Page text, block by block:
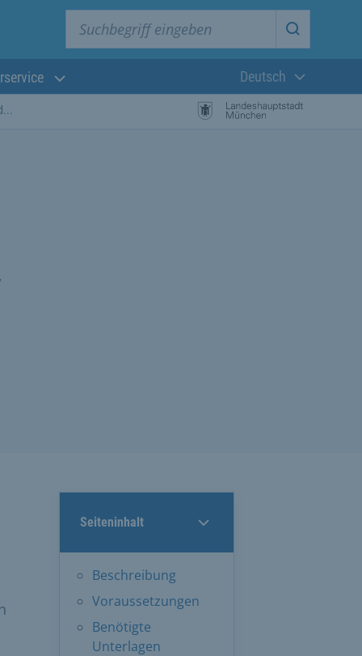
Suche
Aktuelle
Deutsch
Seiteninhalt
Beschreibung
Voraussetzungen
Benötigte
Unterlagen